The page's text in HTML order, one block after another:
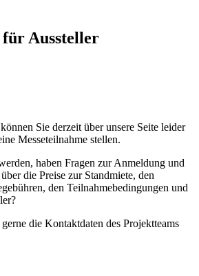
Aussteller
Sie derzeit über unsere Seite leider
Messeteilnahme stellen.
haben Fragen zur Anmeldung und
die Preise zur Standmiete, den
den Teilnahmebedingungen und
die Kontaktdaten des Projektteams